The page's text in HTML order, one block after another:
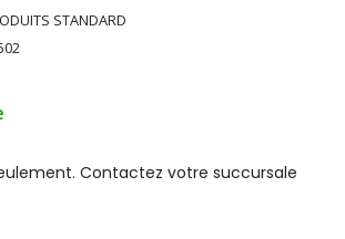
STANDARD
Contactez votre succursale